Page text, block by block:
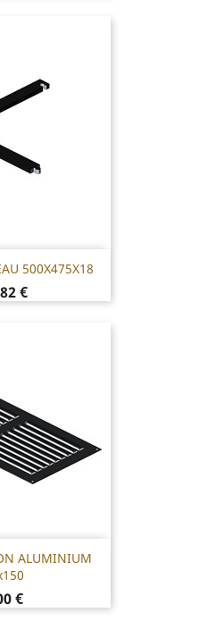
500X475X18
€
ALUMINIUM
€